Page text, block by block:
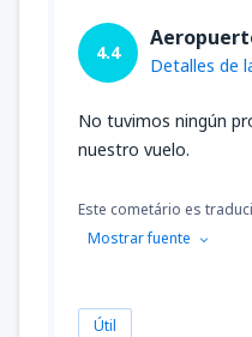
4.4
Detalles de
No tuvimos ningún
nuestro vuelo.
Este cometário es
Mostrar fuente
Útil